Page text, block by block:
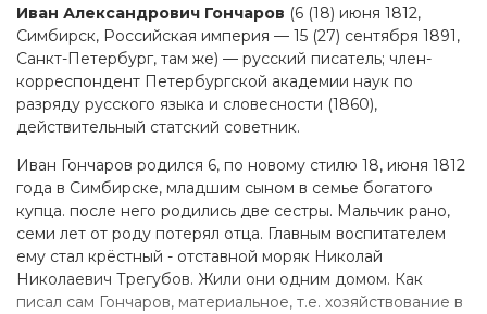
Иван Александрович Гончаров (6 (18) июня 1812,
Симбирск, Российская империя — 15 (27) сентября 1891,
Санкт-Петербург, там же) — русский писатель; член-
корреспондент Петербургской академии наук по
разряду русского языка и словесности (1860),
действительный статский советник.
Иван Гончаров родился 6, по новому стилю 18, июня 1812
года в Симбирске, младшим сыном в семье богатого
купца. после него родились две сестры. Мальчик рано,
семи лет от роду потерял отца. Главным воспитателем
ему стал крёстный - отставной моряк Николай
Николаевич Трегубов. Жили они одним домом. Как
писал сам Гончаров, материальное, т.е. хозяйствование в